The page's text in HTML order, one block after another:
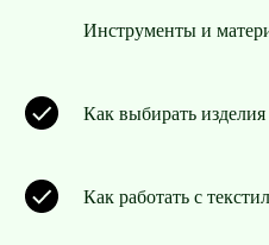
Инструменты и
Как выбирать
Как работать с